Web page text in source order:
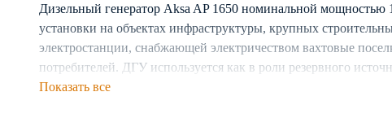
Генератор
Производитель генератора
Число фаз
3
Частота, Гц
Дизельный генератор Aksa AP 1650 номинальной мощностью
установки на объектах инфраструктуры, крупных
электростанции, снабжающей электричеством вахтовые
потребителей. ДГУ используется как в роли резервного
электростанции. Предусмотрена возможность каскадного
Показать все